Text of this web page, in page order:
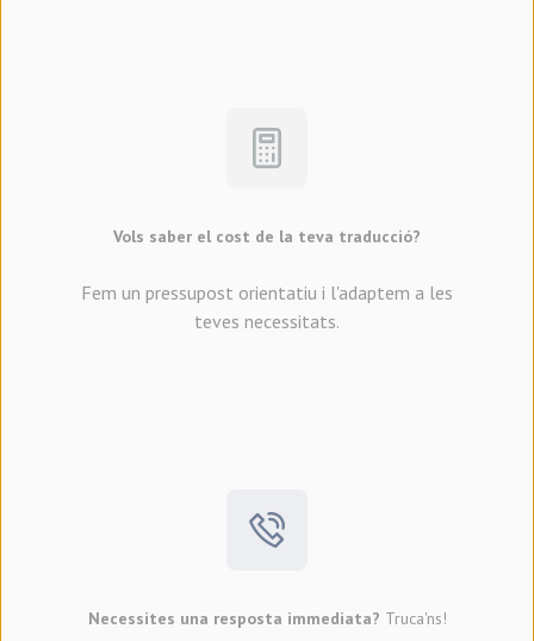
Vols saber el cost de la teva traducció?
Fem un pressupost orientatiu i l'adaptem a les
teves necessitats.
Necessites una resposta immediata? Truca'ns!